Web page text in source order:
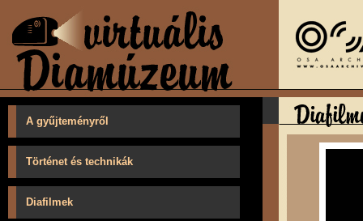
A gyűjteményről
Történet és technikák
Diafilmek